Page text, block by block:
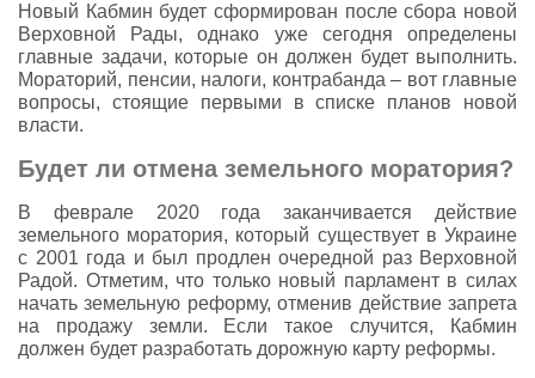
Новый Кабмин будет сформирован после сбора новой
Верховной Рады, однако уже сегодня определены
главные задачи, которые он должен будет выполнить.
Мораторий, пенсии, налоги, контрабанда – вот главные
вопросы, стоящие первыми в списке планов новой
власти.
Будет ли отмена земельного моратория?
В феврале 2020 года заканчивается действие
земельного моратория, который существует в Украине
с 2001 года и был продлен очередной раз Верховной
Радой. Отметим, что только новый парламент в силах
начать земельную реформу, отменив действие запрета
на продажу земли. Если такое случится, Кабмин
должен будет разработать дорожную карту реформы.